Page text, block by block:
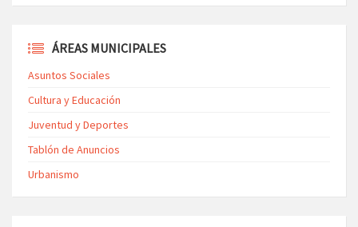
ÁREAS MUNICIPALES
Asuntos Sociales
Cultura y Educación
Juventud y Deportes
Tablón de Anuncios
Urbanismo